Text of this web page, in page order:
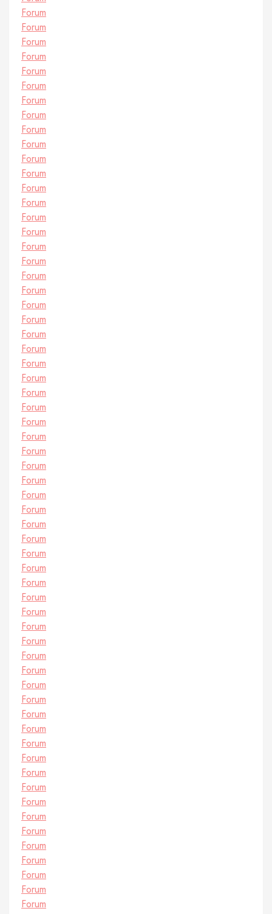
Forum
Forum
Forum
Forum
Forum
Forum
Forum
Forum
Forum
Forum
Forum
Forum
Forum
Forum
Forum
Forum
Forum
Forum
Forum
Forum
Forum
Forum
Forum
Forum
Forum
Forum
Forum
Forum
Forum
Forum
Forum
Forum
Forum
Forum
Forum
Forum
Forum
Forum
Forum
Forum
Forum
Forum
Forum
Forum
Forum
Forum
Forum
Forum
Forum
Forum
Forum
Forum
Forum
Forum
Forum
Forum
Forum
Forum
Forum
Forum
Forum
Forum